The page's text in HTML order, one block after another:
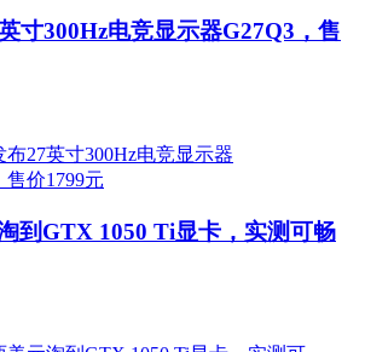
寸300Hz电竞显示器G27Q3，售
到GTX 1050 Ti显卡，实测可畅